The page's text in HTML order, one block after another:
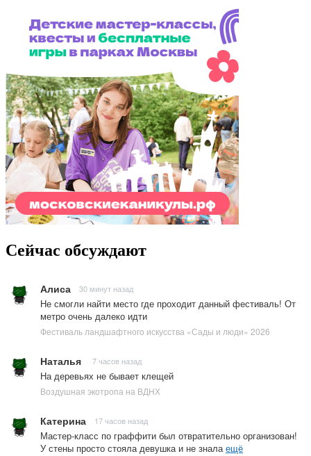
Сейчас обсуждают
Алиса 30 минут назад
Не смогли найти место где проходит данный фестиваль! От
метро очень далеко идти
Фестиваль ландшафтного искусства «Сады и люди» 2026
Наталья 7 часов назад
На деревьях не бывает клещей
Воздушная экотропа на ВДНХ
Катерина 17 часов назад
Мастер-класс по граффити был отвратительно организован!
У стены просто стояла девушка и не знала ещё